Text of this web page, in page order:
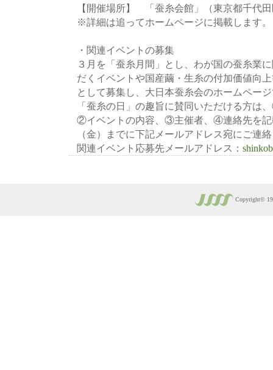
【開催場所】 「蚕糸会館」（東京都千代
※詳細は追ってホームページに掲載します。
・関連イベントの募集
３月を「蚕糸月間」とし、わが国の蚕糸業
だくイベントや国産繭・生糸の付加価値向
として募集し、大日本蚕糸会のホームペー
「蚕糸の日」の趣旨に賛同いただける方は
②イベントの内容、③主催者、④連絡先を記
（金）までに下記メールアドレス宛にご連
関連イベント応募先メールアドレス：
Copyright©